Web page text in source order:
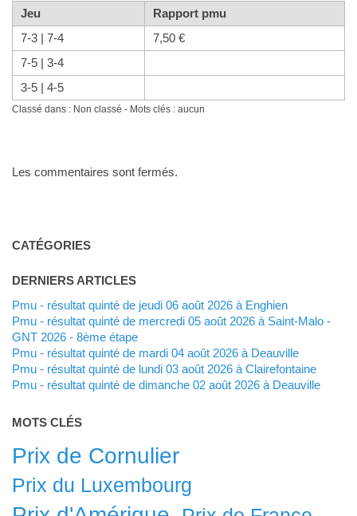
Jeu
Rapport pmu
7-3 | 7-4
7,50 €
7-5 | 3-4
3-5 | 4-5
Classé dans : Non classé - Mots clés : aucun
Les commentaires sont fermés.
CATÉGORIES
DERNIERS ARTICLES
Pmu - résultat quinté de jeudi 06 août 2026 à Enghien
Pmu - résultat quinté de mercredi 05 août 2026 à Saint-Malo -
GNT 2026 - 8ème étape
Pmu - résultat quinté de mardi 04 août 2026 à Deauville
Pmu - résultat quinté de lundi 03 août 2026 à Clairefontaine
Pmu - résultat quinté de dimanche 02 août 2026 à Deauville
MOTS CLÉS
Prix de Cornulier
Prix du Luxembourg